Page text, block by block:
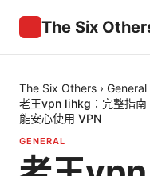
The Six
The Six Others › General
老王vpn lihkg：完整指南
能安心使用 VPN
GENERAL